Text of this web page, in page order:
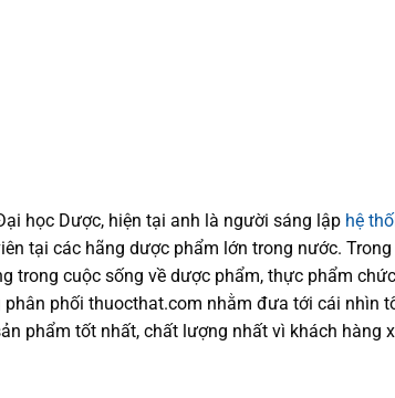
học Dược, hiện tại anh là người sáng lập hệ
tại các hãng dược phẩm lớn trong nước.
trong cuộc sống về dược phẩm,thực phẩm
phối thuocthat.com nhằm đưa tới cái nhìn
phẩm tốt nhất, chất lượng nhất vì khách hàng